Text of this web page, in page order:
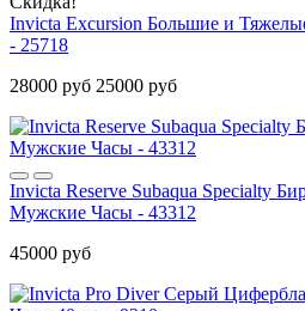
Invicta Excursion Большие и
- 25718
28000 руб 25000 руб
Invicta Reserve Subaqua Specialty
Мужские Часы - 43312
45000 руб